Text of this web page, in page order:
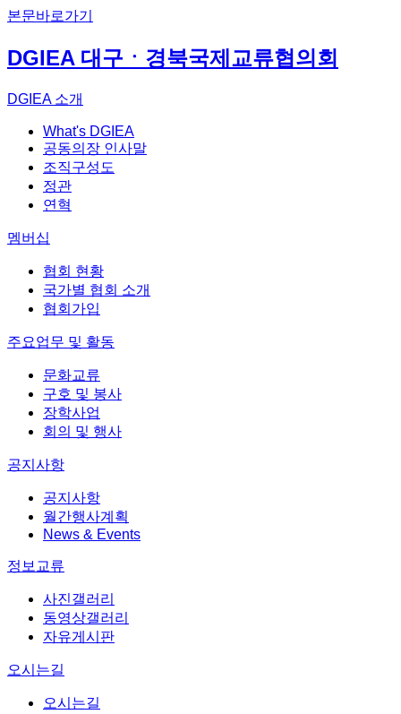
본문바로가기
DGIEA 대구ㆍ경북국제교류협의회
DGIEA 소개
What's DGIEA
공동의장 인사말
조직구성도
정관
연혁
멤버십
협회 현황
국가별 협회 소개
협회가입
주요업무 및 활동
문화교류
구호 및 봉사
장학사업
회의 및 행사
공지사항
공지사항
월간행사계획
News & Events
정보교류
사진갤러리
동영상갤러리
자유게시판
오시는길
오시는길